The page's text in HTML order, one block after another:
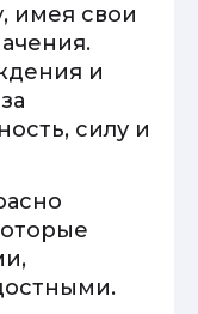
имея свои
и
силу и